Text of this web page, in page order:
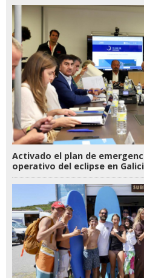
Activado el plan de
operativo del eclipse en